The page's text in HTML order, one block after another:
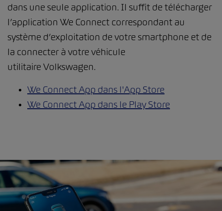
dans une seule application. Il suffit de télécharger
l’application We Connect correspondant au
système d’exploitation de votre smartphone et de
la connecter à votre véhicule
utilitaire Volkswagen.
We Connect App dans l'App Store
We Connect App dans le Play Store